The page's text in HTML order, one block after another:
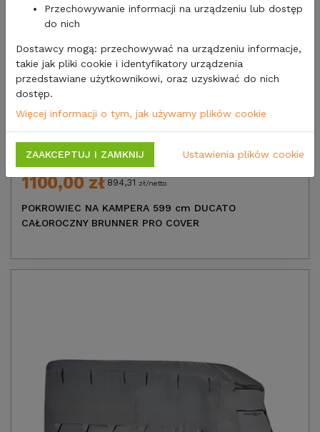
1100,00 zł 894,31 zł/netto
POKROWIEC NA KAMPERA 599 cm DUCATO
CAŁOROCZNY BRUNNER PRO COVER
Przechowywanie informacji na urządzeniu lub dostęp
do nich
Dostawcy mogą: przechowywać na urządzeniu informacje,
takie jak pliki cookie i identyfikatory urządzenia
przedstawiane użytkownikowi, oraz uzyskiwać do nich
dostęp.
Więcej informacji o tym, jak używamy plików cookie
ZAAKCEPTUJ I ZAMKNIJ Ustawienia plików cookie